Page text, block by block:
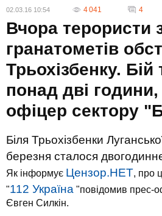
02.03.16 10:54 4 041 4
Вчора терористи
гранатометів
Трьохізбенку. Бій
понад дві
офіцер сектору
Біля Трьохізбенки
березня сталося
Як інформує Цензор.НЕТ, про
"112 Україна "повідомив прес-
Євген Силкін.